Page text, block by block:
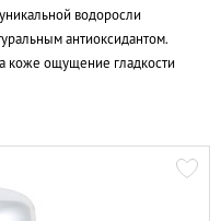
водоросли
антиоксидантом.
коже ощущение гладкости